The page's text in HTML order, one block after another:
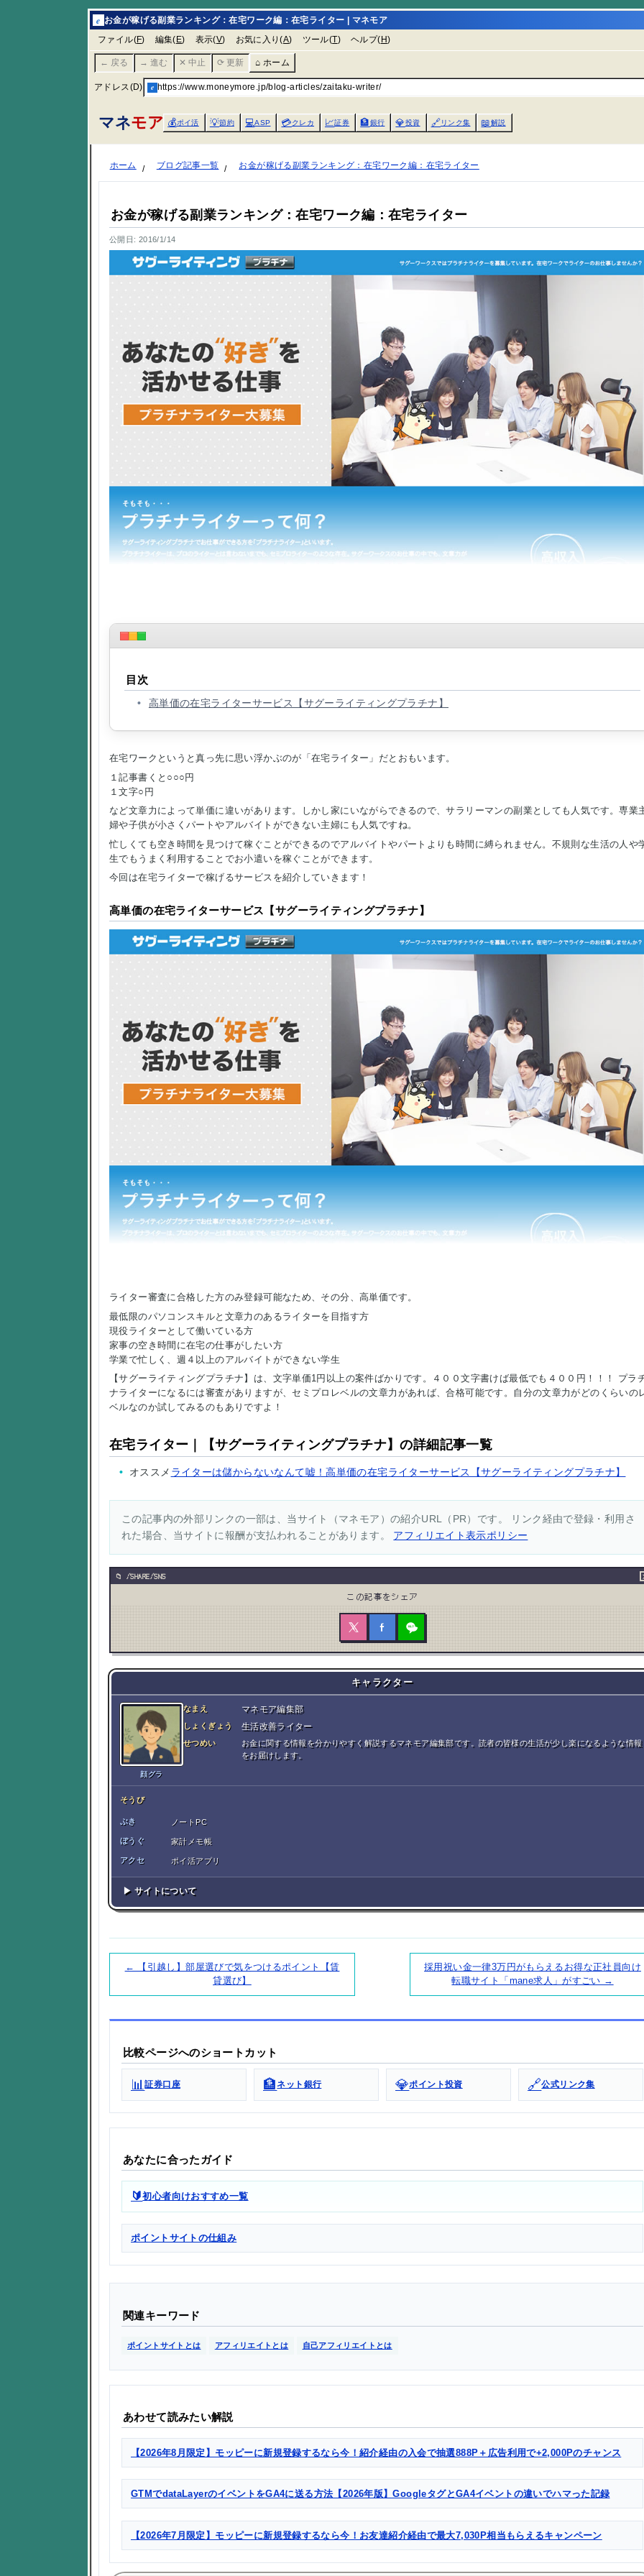
e お金が稼げる副業ランキング：在宅ワーク編：在宅ライター | マネモア
ファイル(F) 編集( E) 表示(V) お気に入り(A) ツール(T) ヘルプ( H)
← 戻る → 進む ✕ 中止 ⟳ 更新 ⌂ ホーム
アドレス(D) e https://www.moneymore.jp/blog-articles/zaitaku-writer/
マネモア 💰ポイ活 💡節約 💻ASP 💳クレカ 📈証券 🏦銀行 💎投資 🔗リンク集 📖解説
ホーム ブログ記事一覧 お金が稼げる副業ランキング：在宅ワーク編：在宅ライター
お金が稼げる副業ランキング：在宅ワーク編：在宅ライター
公開日: 2016/1/14
目次
高単価の在宅ライターサービス【サグーライティングプラチナ】
在宅ワークというと真っ先に思い浮かぶのが「在宅ライター」だとおもいます。
１記事書くと○○○円
１文字○円
など文章力によって単価に違いがあります。しかし家にいながらできるので、サラリーマンの副業としても人気です。専業
婦や子供が小さくパートやアルバイトができない主婦にも人気ですね。
忙しくても空き時間を見つけて稼ぐことができるのでアルバイトやパートよりも時間に縛られません。不規則な生活の人や
生でもうまく利用することでお小遣いを稼ぐことができます。
今回は在宅ライターで稼げるサービスを紹介していきます！
高単価の在宅ライターサービス【サグーライティングプラチナ】
ライター審査に合格した方のみ登録可能なため、その分、高単価です。
最低限のパソコンスキルと文章力のあるライターを目指す方
現役ライターとして働いている方
家事の空き時間に在宅の仕事がしたい方
学業で忙しく、週４以上のアルバイトができない学生
【サグーライティングプラチナ】は、文字単価1円以上の案件ばかりです。４００文字書けば最低でも４００円！！！ プラ
ナライターになるには審査がありますが、セミプロレベルの文章力があれば、合格可能です。自分の文章力がどのくらいの
ベルなのか試してみるのもありですよ！
在宅ライター｜【サグーライティングプラチナ】の詳細記事一覧
オススメ ライターは儲からないなんて嘘！高単価の在宅ライターサービス【サグーライティングプラチナ】
この記事内の外部リンクの一部は、当サイト（マネモア）の紹介URL（PR）です。 リンク経由で登録・利用さ
れた場合、当サイトに報酬が支払われることがあります。 アフィリエイト表示ポリシー
/SHARE/SNS
この記事をシェア
キャラクター
顔グラ
なまえ マネモア編集部
しょくぎょう 生活改善ライター
せつめい
お金に関する情報を分かりやすく解説するマネモア編集部です。読者の皆様の生活が少し楽になるような情報
をお届けします。
そうび
ぶき ノートPC
ぼうぐ 家計メモ帳
アクセ ポイ活アプリ
▶ サイトについて
← 【引越し】部屋選びで気をつけるポイント【賃
貸選び】
採用祝い金一律3万円がもらえるお得な正社員向け
転職サイト「mane求人」がすごい →
比較ページへのショートカット
📊証券口座 🏦ネット銀行 💎ポイント投資 🔗公式リンク集
あなたに合ったガイド
🔰初心者向けおすすめ一覧
ポイントサイトの仕組み
関連キーワード
ポイントサイトとは アフィリエイトとは 自己アフィリエイトとは
あわせて読みたい解説
【2026年8月限定】モッピーに新規登録するなら今！紹介経由の入会で抽選888P＋広告利用で+2,000Pのチャンス
GTMでdataLayerのイベントをGA4に送る方法【2026年版】GoogleタグとGA4イベントの違いでハマった記録
【2026年7月限定】モッピーに新規登録するなら今！お友達紹介経由で最大7,030P相当もらえるキャンペーン